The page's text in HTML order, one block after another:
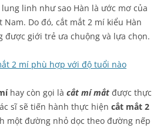
linh như sao Hàn là ước mơ của
Do đó, cắt mắt 2 mí kiểu Hàn
được giới trẻ ưa chuộng và lựa chọn.
2 mí phù hợp với độ tuổi nào
hay còn gọi là cắt mí mắt được thực
sĩ sẽ tiến hành thực hiện cắt mắt 2
một đường nhỏ dọc theo đường nếp